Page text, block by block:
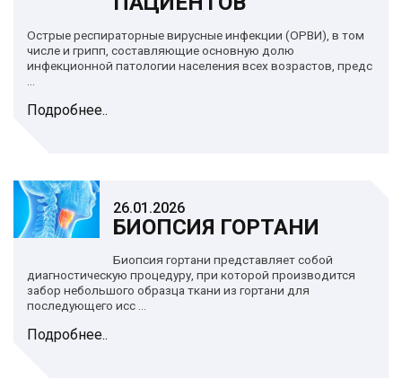
Острые респираторные вирусные инфекции (ОРВИ), в том
числе и грипп, составляющие основную долю
инфекционной патологии населения всех возрастов, предс
...
Подробнее..
26.01.2026
БИОПСИЯ ГОРТАНИ
Биопсия гортани представляет собой
диагностическую процедуру, при которой производится
забор небольшого образца ткани из гортани для
последующего исс ...
Подробнее..